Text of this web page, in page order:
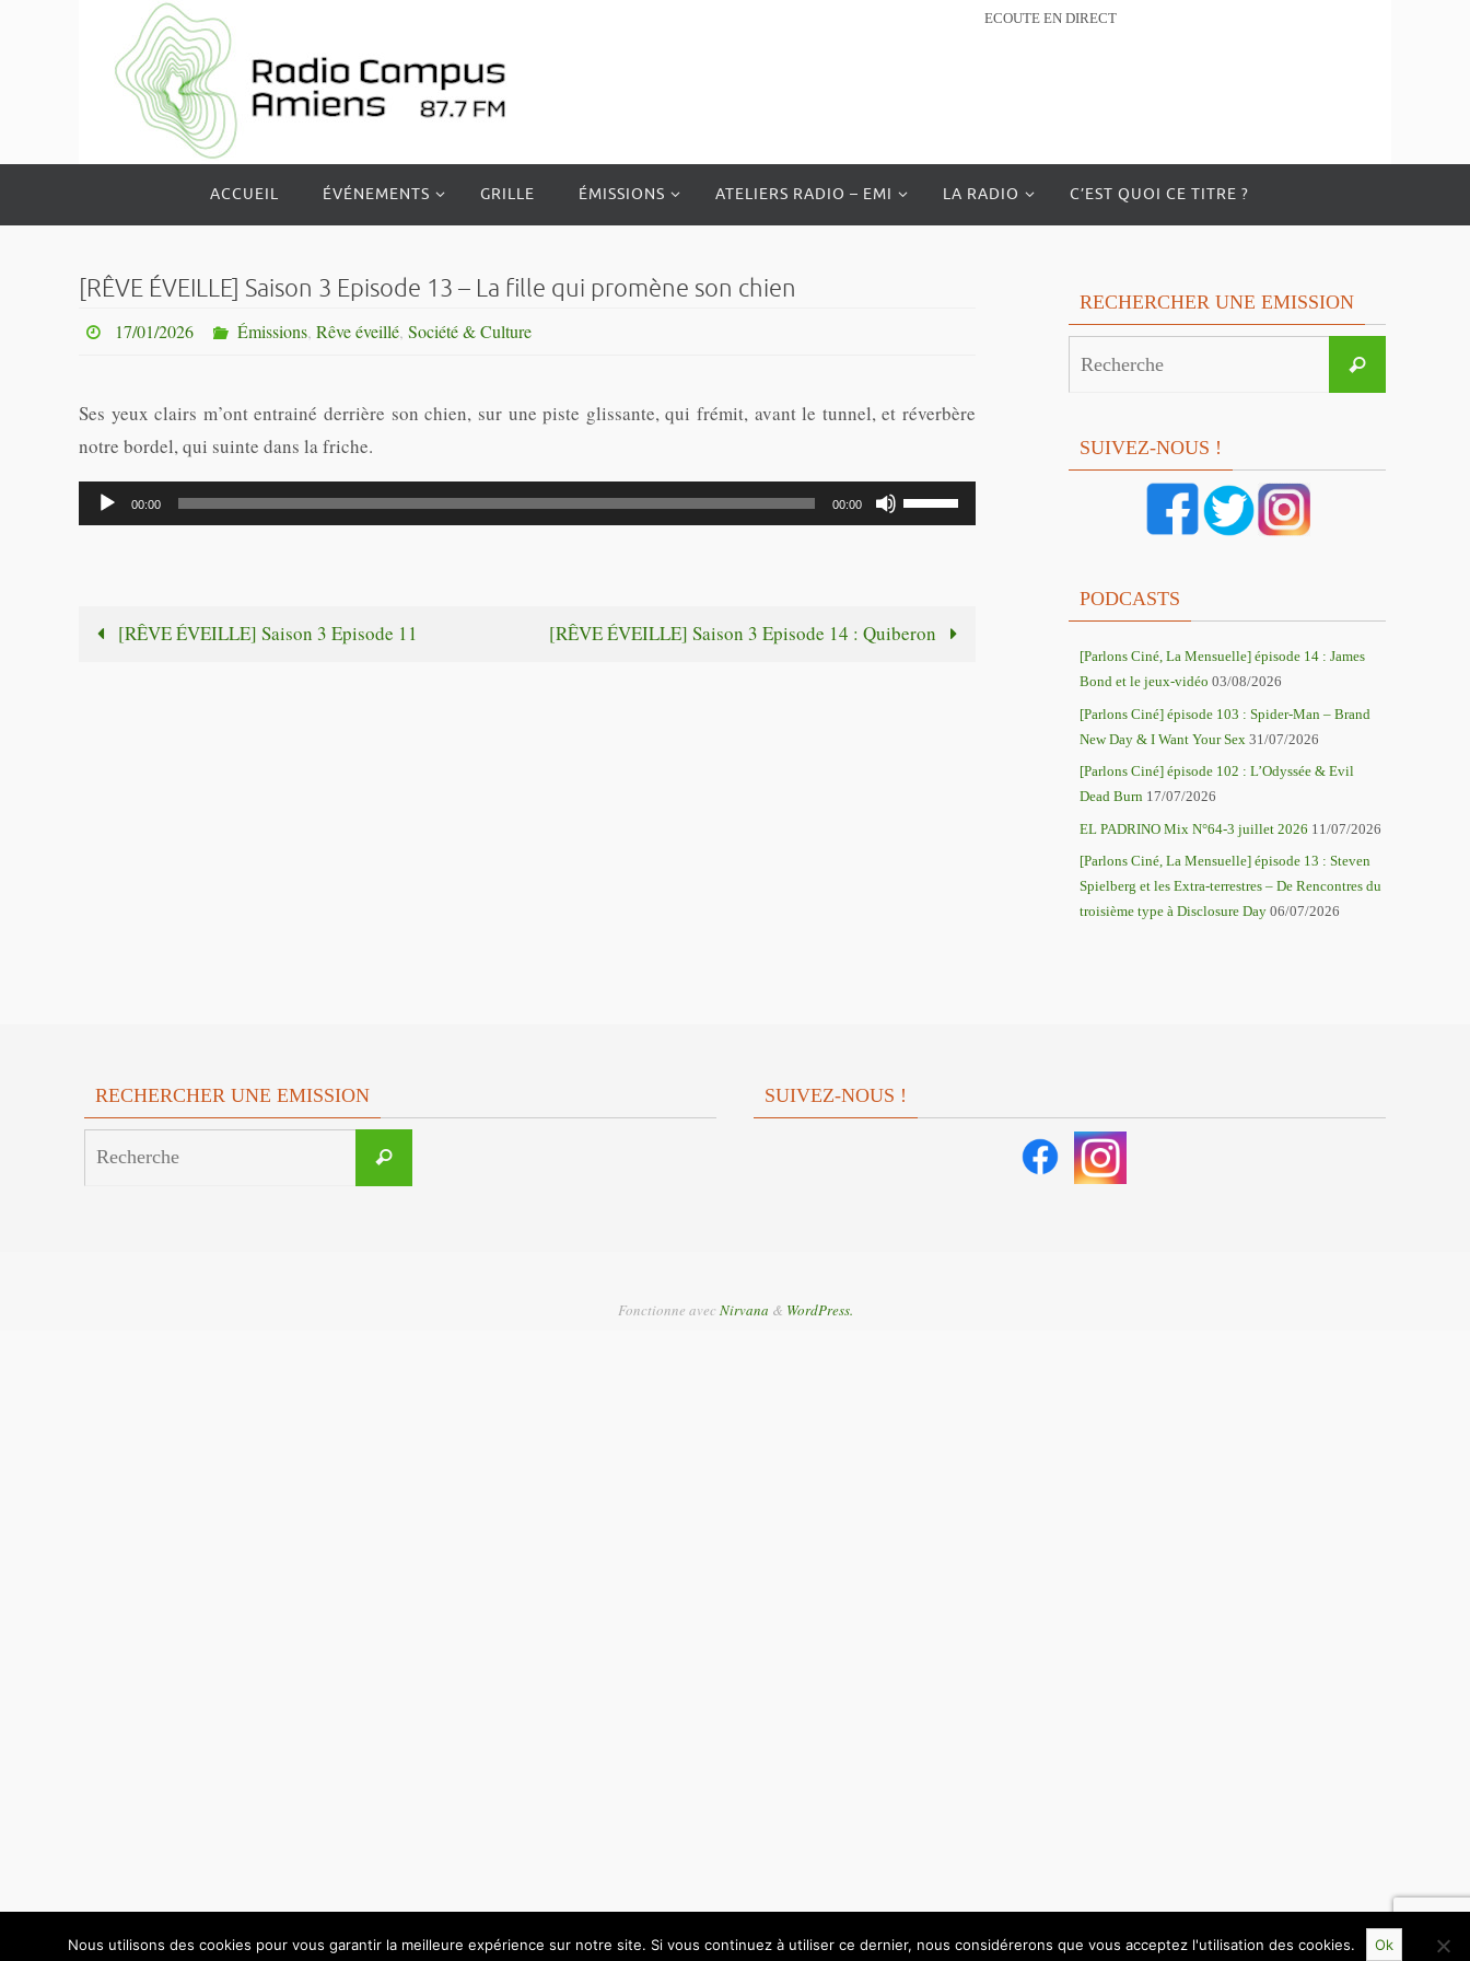
ECOUTE EN DIRECT
le
ACCUEIL ÉVÉNEMENTS GRILLE ÉMISSIONS ATELIERS RADIO – EMI LA RADIO C’EST QUOI CE TITRE ?
[RÊVE ÉVEILLE] Saison 3 Episode 13 – La fille qui promène son chien
17/01/2026 Émissions, Rêve éveillé, Société & Culture
Ses yeux clairs m’ont entrainé derrière son chien, sur une piste glissante, qui frémit, avant le tunnel, et réverbère
notre bordel, qui suinte dans la friche.
Lecteur
audio
00:00 00:00
Utilisez
les
pour
[RÊVE ÉVEILLE] Saison 3 Episode 11 [RÊVE ÉVEILLE] Saison 3 Episode 14 : Quiberon
RECHERCHER UNE EMISSION
Recherche
SUIVEZ-NOUS !
PODCASTS
[Parlons Ciné, La Mensuelle] épisode 14 : James
Bond et le jeux-vidéo 03/08/2026
[Parlons Ciné] épisode 103 : Spider-Man – Brand
New Day & I Want Your Sex 31/07/2026
[Parlons Ciné] épisode 102 : L’Odyssée & Evil
Dead Burn 17/07/2026
EL PADRINO Mix N°64-3 juillet 2026 11/07/2026
[Parlons Ciné, La Mensuelle] épisode 13 : Steven
Spielberg et les Extra-terrestres – De Rencontres du
troisième type à Disclosure Day 06/07/2026
RECHERCHER UNE EMISSION
Recherche
SUIVEZ-NOUS !
Fonctionne avec Nirvana & WordPress.
Nous utilisons des cookies pour vous garantir la meilleure expérience sur notre site. Si vous continuez à utiliser ce dernier, nous considérerons que vous acceptez l'utilisation des cookies. Ok